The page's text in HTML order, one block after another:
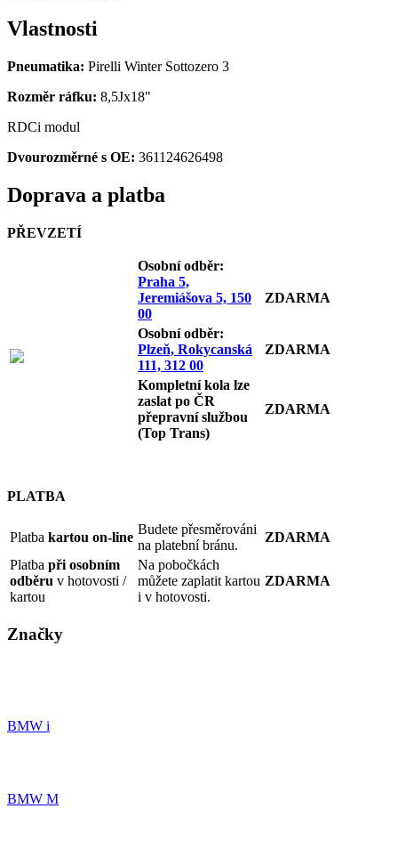
Vlastnosti
Pneumatika: Pirelli Winter Sottozero 3
Rozměr ráfku: 8,5Jx18"
RDCi modul
Dvourozměrné s OE: 361124626498
Doprava a platba
PŘEVZETÍ
Osobní odběr:
Praha 5,
Jeremiášova 5, 150
00
ZDARMA
Osobní odběr:
Plzeň, Rokycanská
111, 312 00
ZDARMA
Kompletní kola lze
zaslat po ČR
přepravní službou
(Top Trans)
ZDARMA
PLATBA
Platba kartou on-line
Budete přesměrováni
na platební bránu.
ZDARMA
Platba při osobním
odběru v hotovosti /
kartou
Na pobočkách
můžete zaplatit kartou
i v hotovosti.
ZDARMA
Značky
BMW i
BMW M